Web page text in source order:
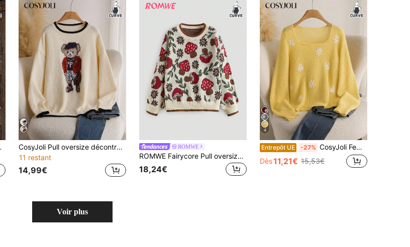
pull tricoté automne/hiver
CosyJoli Pull oversize décontracté avec motif d'ours, design amusant, couleurs contrastées, coupe ample, col rond. Tricot crème, pull femme mignon, pull d'ours, idéal pour l'automne/hiver
11 restant
14,99€
ROMWE
ROMWE Fairycore Pull oversize ample décontracté avec détail motif champignon mignon, pour l'hiver
18,24€
4
Entrepôt UE -27% CosyJoli Femmes grande taille Pullover décontracté ample à motif floral marguerite en jaune pour l'automne/l'hiver
Dès11,21€ 15,53€
Voir plus